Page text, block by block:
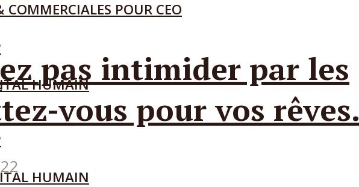
HUMAIN
POUR CEO
HUMAIN
pas intimider par les
vous pour vos rêves.